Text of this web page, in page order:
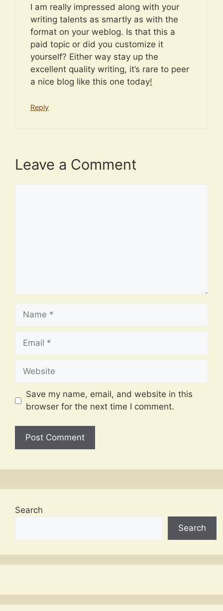
I am really impressed along with your
writing talents as smartly as with the
format on your weblog. Is that this a
paid topic or did you customize it
yourself? Either way stay up the
excellent quality writing, it’s rare to peer
a nice blog like this one today!
Reply
Leave a Comment
Name
Email
Website
Save my name, email, and website in this
browser for the next time I comment.
Search
Search